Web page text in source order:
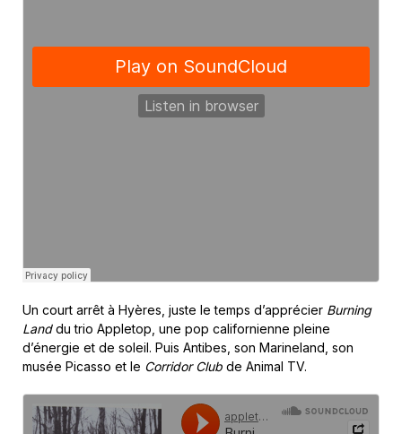
Un court arrêt à Hyères, juste le temps d’apprécier Burning
Landdu trio Appletop, une pop californienne pleine
d’énergie et de soleil. Puis Antibes, son Marineland, son
musée Picasso et le Corridor Club de Animal TV.